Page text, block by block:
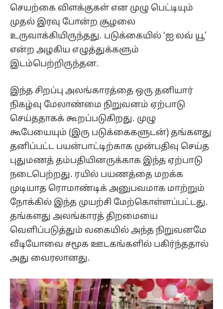
செயற்கை விளக்குகள் என முழு பெட்டியும்
முதல் இரவு போன்ற சூழலை
உருவாக்கியிருந்தது. படுக்கையில் ‘ஐ லவ் யூ’
என்ற அழகிய எழுத்துக்களும்
இடம்பெற்றிருந்தன.
இந்த சிறப்பு அலங்காரத்தை ஒரு தனியார்
நிகழ்வு மேலாண்மை நிறுவனம் ஏற்பாடு
செய்ததாகக் கூறப்படுகிறது. முழு
கூபேயையும் (இரு படுக்கைகளுடன்) தங்களது
தனிப்பட்ட பயன்பாட்டிற்காக முன்பதிவு செய்த
புதுமணத் தம்பதியினருக்காக இந்த ஏற்பாடு
நடைபெற்றது. ரயில் பயணத்தை மறக்க
முடியாத ரொமாண்டிக் அனுபவமாக மாற்றும்
நோக்கில் இந்த முயற்சி மேற்கொள்ளப்பட்டது.
தங்களது அலங்காரத் திறமையை
வெளிப்படுத்தும் வகையில் அந்த நிறுவனமே
வீடியோவை சமூக ஊடகங்களில் பகிர்ந்ததால்
அது வைரலானது.